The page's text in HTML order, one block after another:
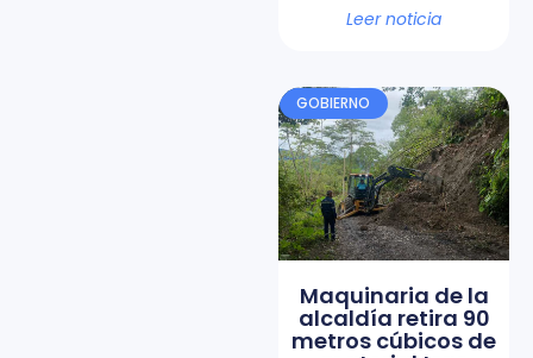
Leer noticia
GOBIERNO
Maquinaria de la
alcaldía retira 90
metros cúbicos de